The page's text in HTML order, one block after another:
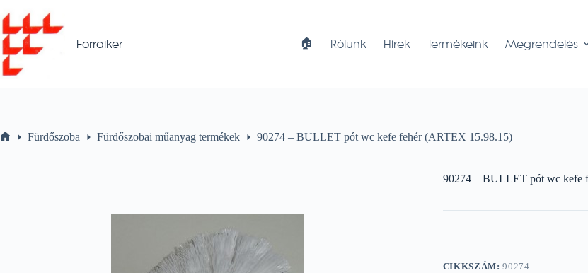
to
content
Forraiker 🏠︎ Rólunk Hírek Termékeink Megrendelés
Fürdőszoba Fürdőszobai műanyag termékek 90274 – BULLET pót wc kefe fehér (ARTEX 15.98.15)
90274 – BULLET pót wc kefe
CIKKSZÁM:90274